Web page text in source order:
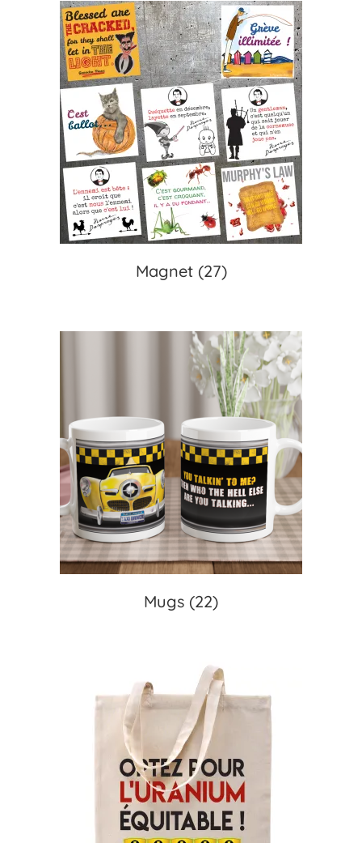
Magnet (27)
Mugs (22)